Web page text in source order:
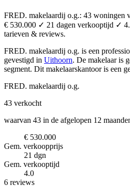
FRED. makelaardij o.g.: 43 woningen
€ 530.000 ✓ 21 dagen verkooptijd ✓
tarieven & reviews.
FRED. makelaardij o.g. is een
gevestigd in Uithoorn. De makelaar is
segment. Dit makelaarskantoor is een
FRED. makelaardij o.g.
43 verkocht
waarvan 43 in de afgelopen 12
€ 530.000
Gem. verkoopprijs
21 dgn
Gem. verkooptijd
4.0
6 reviews